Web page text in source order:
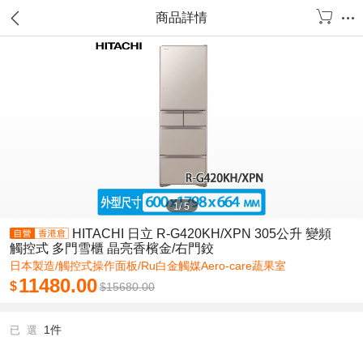
商品詳情
1/5
HITACHI 日立 R-G420KH/XPN 305公升 變頻
觸控式 多門雪櫃 晶亮香檳金/右門鉸
日本製造/觸控式操作面板/Ru白金觸媒Aero-care蔬果室
$11480.00$15680.00
已 選 1件